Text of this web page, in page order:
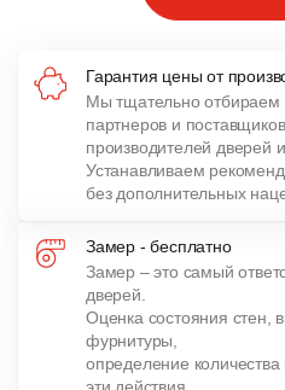
Гарантия цены от
Мы тщательно отбираем
партнеров и
производителей дверей
Устанавливаем
без дополнительных
Замер - бесплатно
Замер – это самый
дверей.
Оценка состояния стен,
фурнитуры,
определение